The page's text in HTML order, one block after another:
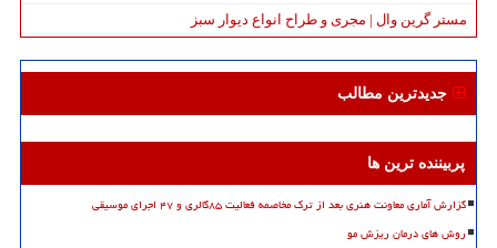
مستر گرین وال | مجری و طراح انواع دیوار سبز
جدیدترین مطالب
پربیننده ترین ها
گزارش آماری معاونت هنری بعد از ترک مخاصمه فعالیت ۸۵گالری و ۴۷ اجرای موسیقی
روش های درمان ریزش مو